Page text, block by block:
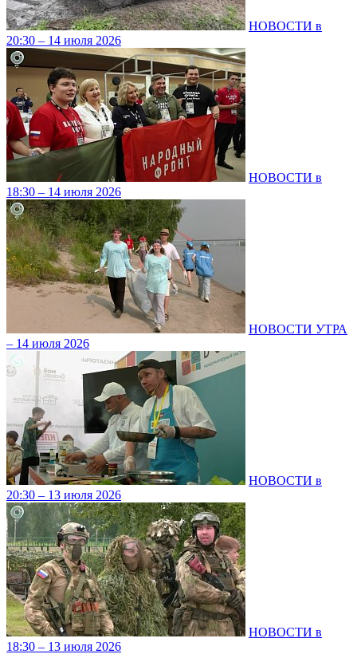
НОВОСТИ в
20:30 – 14 июля 2026
НОВОСТИ в
18:30 – 14 июля 2026
НОВОСТИ УТРА
– 14 июля 2026
НОВОСТИ в
20:30 – 13 июля 2026
НОВОСТИ в
18:30 – 13 июля 2026